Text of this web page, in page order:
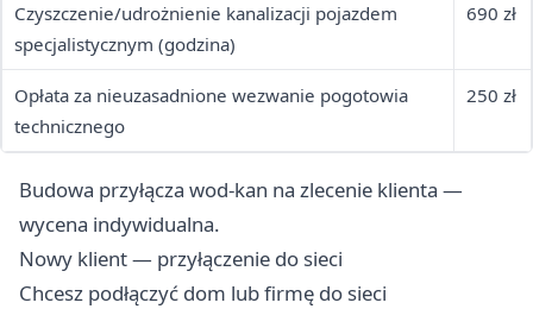
Czyszczenie/udrożnienie kanalizacji pojazdem
specjalistycznym (godzina)
690 zł
Opłata za nieuzasadnione wezwanie pogotowia
technicznego
250 zł
Budowa przyłącza wod-kan na zlecenie klienta —
wycena indywidualna.
Nowy klient — przyłączenie do sieci
Chcesz podłączyć dom lub firmę do sieci